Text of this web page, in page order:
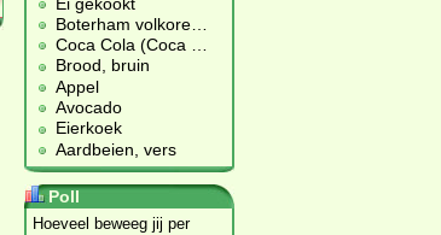
Boterham volkore
Coca Cola (Coca
Brood, bruin
Appel
Avocado
Eierkoek
Aardbeien, vers
Poll
Hoeveel beweeg jij per